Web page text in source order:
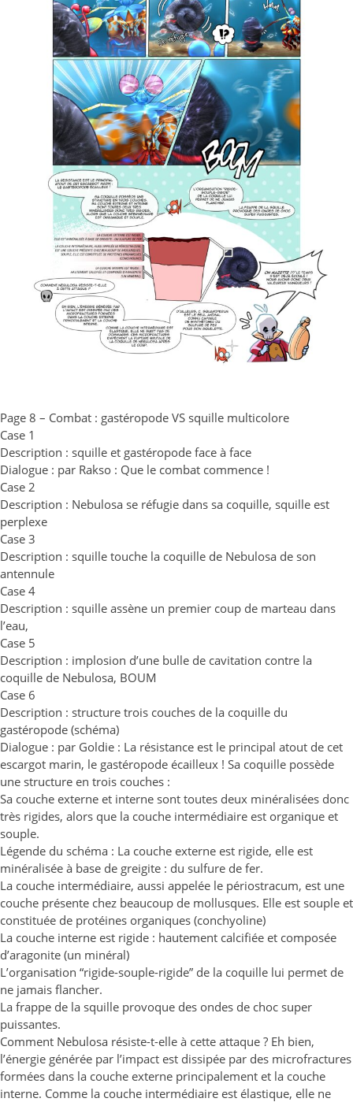
Page 8 – Combat : gastéropode VS squille multicolore
Case 1
Description : squille et gastéropode face à face
Dialogue : par Rakso : Que le combat commence !
Case 2
Description : Nebulosa se réfugie dans sa coquille, squille est
perplexe
Case 3
Description : squille touche la coquille de Nebulosa de son
antennule
Case 4
Description : squille assène un premier coup de marteau dans
l’eau,
Case 5
Description : implosion d’une bulle de cavitation contre la
coquille de Nebulosa, BOUM
Case 6
Description : structure trois couches de la coquille du
gastéropode (schéma)
Dialogue : par Goldie : La résistance est le principal atout de cet
escargot marin, le gastéropode écailleux ! Sa coquille possède
une structure en trois couches :
Sa couche externe et interne sont toutes deux minéralisées donc
très rigides, alors que la couche intermédiaire est organique et
souple.
Légende du schéma : La couche externe est rigide, elle est
minéralisée à base de greigite : du sulfure de fer.
La couche intermédiaire, aussi appelée le périostracum, est une
couche présente chez beaucoup de mollusques. Elle est souple et
constituée de protéines organiques (conchyoline)
La couche interne est rigide : hautement calcifiée et composée
d’aragonite (un minéral)
L’organisation “rigide-souple-rigide” de la coquille lui permet de
ne jamais flancher.
La frappe de la squille provoque des ondes de choc super
puissantes.
Comment Nebulosa résiste-t-elle à cette attaque ? Eh bien,
l’énergie générée par l’impact est dissipée par des microfractures
formées dans la couche externe principalement et la couche
interne. Comme la couche intermédiaire est élastique, elle ne